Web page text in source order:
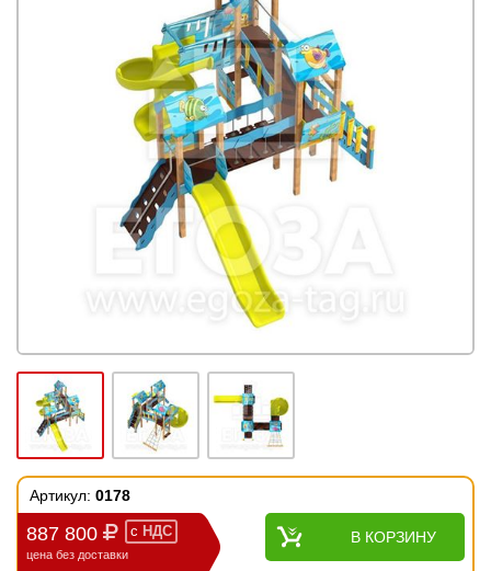
Артикул: 0178
887 800 с НДС
цена без доставки
В КОРЗИНУ